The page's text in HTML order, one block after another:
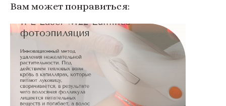
Вам может понравиться: